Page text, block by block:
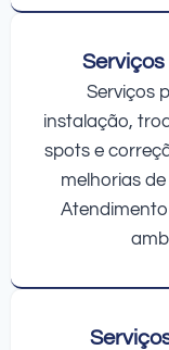
Serviços
instalação,
spots e
melhorias